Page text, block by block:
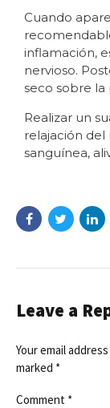
Cuando
inflamación,
nervioso.
seco sobre la
Realizar un
relajación del
sanguínea,
Leave a
Your email
marked *
Comment *